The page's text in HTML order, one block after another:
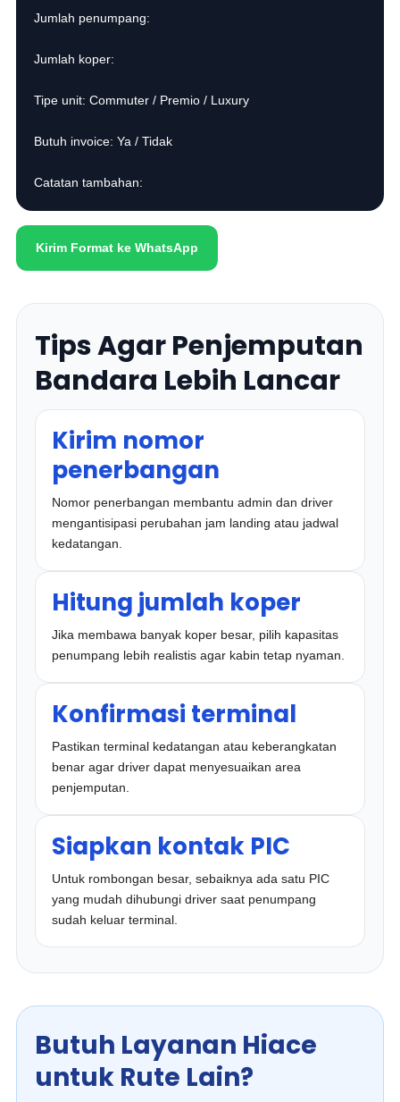
Jumlah penumpang:
Jumlah koper:
Tipe unit: Commuter / Premio / Luxury
Butuh invoice: Ya / Tidak
Catatan tambahan:
Kirim Format ke WhatsApp
Tips Agar Penjemputan
Bandara Lebih Lancar
Kirim nomor
penerbangan
Nomor penerbangan membantu admin dan driver
mengantisipasi perubahan jam landing atau jadwal
kedatangan.
Hitung jumlah koper
Jika membawa banyak koper besar, pilih kapasitas
penumpang lebih realistis agar kabin tetap nyaman.
Konfirmasi terminal
Pastikan terminal kedatangan atau keberangkatan
benar agar driver dapat menyesuaikan area
penjemputan.
Siapkan kontak PIC
Untuk rombongan besar, sebaiknya ada satu PIC
yang mudah dihubungi driver saat penumpang
sudah keluar terminal.
Butuh Layanan Hiace
untuk Rute Lain?